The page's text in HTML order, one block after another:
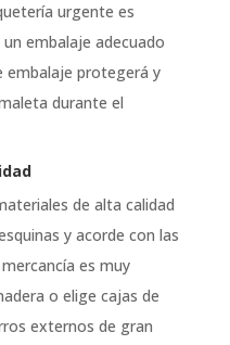
urgente es
embalaje adecuado
embalaje protegerá y
durante el
de alta calidad
y acorde con las
es muy
o elige cajas de
externos de gran